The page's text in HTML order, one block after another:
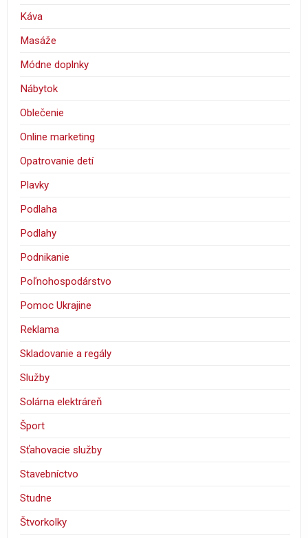
Káva
Masáže
Módne doplnky
Nábytok
Oblečenie
Online marketing
Opatrovanie detí
Plavky
Podlaha
Podlahy
Podnikanie
Poľnohospodárstvo
Pomoc Ukrajine
Reklama
Skladovanie a regály
Služby
Solárna elektráreň
Šport
Sťahovacie služby
Stavebníctvo
Studne
Štvorkolky